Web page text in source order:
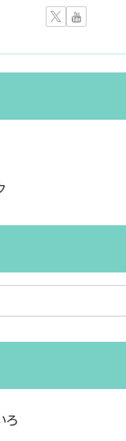
ろ